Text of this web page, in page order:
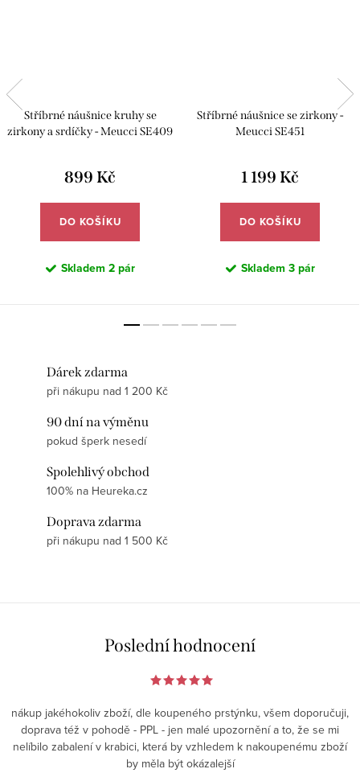
Stříbrné náušnice kruhy se
zirkony a srdíčky - Meucci SE409
899 Kč
DO KOŠÍKU
Skladem 2 pár
Stříbrné náušnice se zirkony -
Meucci SE451
1 199 Kč
DO KOŠÍKU
Skladem 3 pár
Dárek zdarma
při nákupu nad 1 200 Kč
90 dní na výměnu
pokud šperk nesedí
Spolehlivý obchod
100% na Heureka.cz
Doprava zdarma
při nákupu nad 1 500 Kč
Poslední hodnocení
nákup jakéhokoliv zboží, dle koupeného prstýnku, všem doporučuji,
doprava též v pohodě - PPL - jen malé upozornění a to, že se mi
nelíbilo zabalení v krabici, která by vzhledem k nakoupenému zboží
by měla být okázalejší